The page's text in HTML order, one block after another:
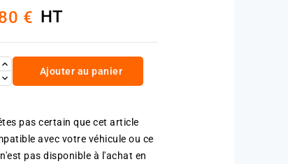
€ HT
Ajouter au panier
pas certain que cet article
avec votre véhicule ou ce
pas disponible à l'achat en